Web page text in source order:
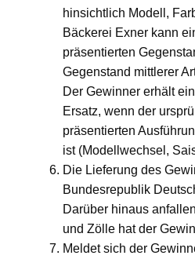
hinsichtlich Modell,
Bäckerei Exner kann
präsentierten
Gegenstand mittlerer
Der Gewinner erhält
Ersatz, wenn der
präsentierten
ist (Modellwechsel,
Die Lieferung des
Bundesrepublik
Darüber hinaus
und Zölle hat der
Meldet sich der